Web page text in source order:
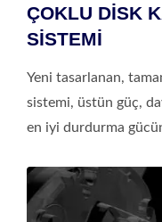
ÇOKLU DİSK
SİSTEMİ
Yeni tasarlanan,
sistemi, üstün güç,
en iyi durdurma